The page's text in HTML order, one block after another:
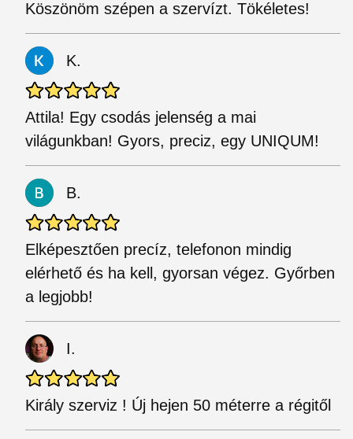
Köszönöm szépen a szervízt. Tökéletes!
K.
Attila! Egy csodás jelenség a mai
világunkban! Gyors, preciz, egy UNIQUM!
B.
Elképesztően precíz, telefonon mindig
elérhető és ha kell, gyorsan végez. Győrben
a legjobb!
I.
Király szerviz ! Új hejen 50 méterre a régitől